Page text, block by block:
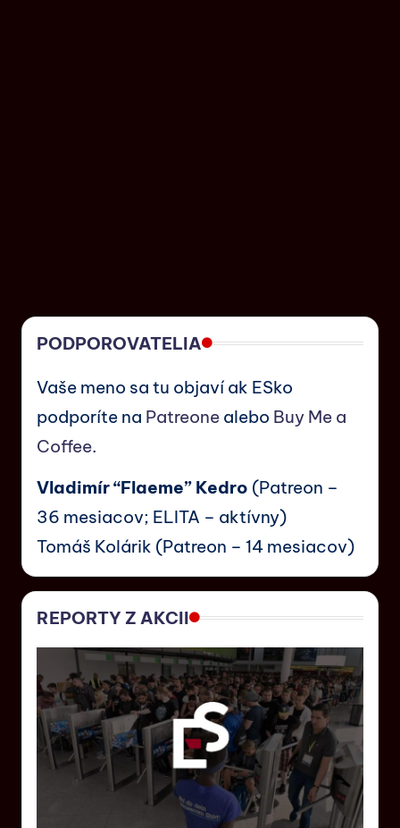
PODPOROVATELIA
Vaše meno sa tu objaví ak ESko
podporíte na Patreone alebo Buy Me a
Coffee.
Vladimír “Flaeme” Kedro (Patreon –
36 mesiacov; ELITA – aktívny)
Tomáš Kolárik (Patreon – 14 mesiacov)
REPORTY Z AKCII